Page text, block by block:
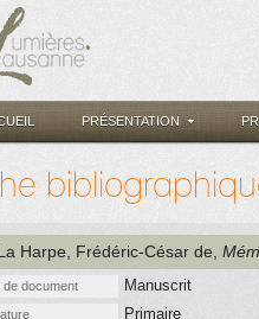
PRÉSENTATION
Harpe, Frédéric-César de
de document Manuscrit
Primaire